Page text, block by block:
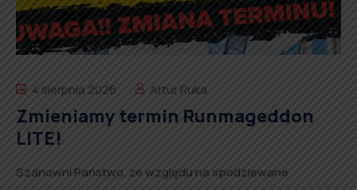
4 sierpnia 2026 Artur Ruka
Zmieniamy termin Runmageddon
LITE!
Szanowni Państwo, ze względu na spodziewane